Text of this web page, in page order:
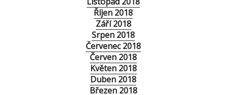
Říjen 2018
Září 2018
Srpen 2018
Červenec 2018
Červen 2018
Květen 2018
Duben 2018
Březen 2018